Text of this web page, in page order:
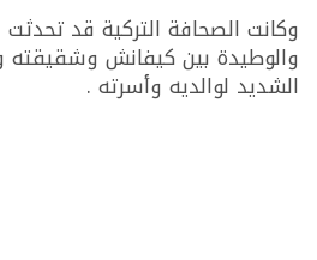
وكانت الصحافة التركية قد تحدثت
والوطيدة بين كيفانش وشقيقته
الشديد لوالديه وأسرته .